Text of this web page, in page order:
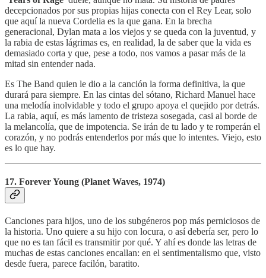
decepcionados por sus propias hijas conecta con el Rey Lear, solo
que aquí la nueva Cordelia es la que gana. En la brecha
generacional, Dylan mata a los viejos y se queda con la juventud, y
la rabia de estas lágrimas es, en realidad, la de saber que la vida es
demasiado corta y que, pese a todo, nos vamos a pasar más de la
mitad sin entender nada.
Es The Band quien le dio a la canción la forma definitiva, la que
durará para siempre. En las cintas del sótano, Richard Manuel hace
una melodía inolvidable y todo el grupo apoya el quejido por detrás.
La rabia, aquí, es más lamento de tristeza sosegada, casi al borde de
la melancolía, que de impotencia. Se irán de tu lado y te romperán el
corazón, y no podrás entenderlos por más que lo intentes. Viejo, esto
es lo que hay.
17. Forever Young (Planet Waves, 1974)
Canciones para hijos, uno de los subgéneros pop más perniciosos de
la historia. Uno quiere a su hijo con locura, o así debería ser, pero lo
que no es tan fácil es transmitir por qué. Y ahí es donde las letras de
muchas de estas canciones encallan: en el sentimentalismo que, visto
desde fuera, parece facilón, baratito.